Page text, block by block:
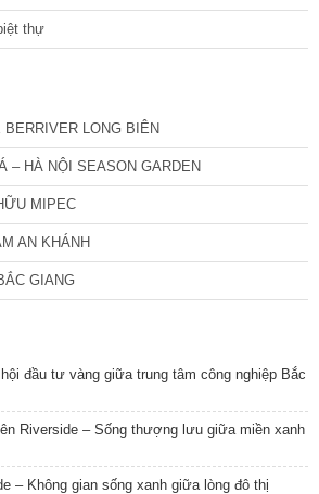
thự
LONG BIÊN
– HÀ NỘI SEASON GARDEN
MIPEC
AN KHÁNH
GIANG
đầu tư vàng giữa trung tâm công nghiệp Bắc
Riverside – Sống thượng lưu giữa miền xanh
– Không gian sống xanh giữa lòng đô thị